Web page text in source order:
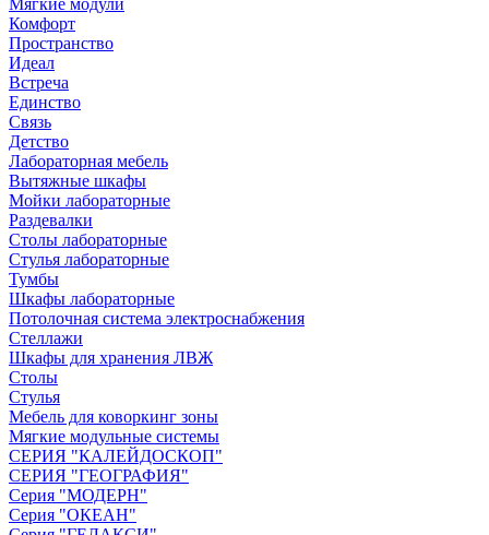
Мягкие модули
Комфорт
Пространство
Идеал
Встреча
Единство
Связь
Детство
Лабораторная мебель
Вытяжные шкафы
Мойки лабораторные
Раздевалки
Столы лабораторные
Стулья лабораторные
Тумбы
Шкафы лабораторные
Потолочная система электроснабжения
Стеллажи
Шкафы для хранения ЛВЖ
Столы
Стулья
Мебель для коворкинг зоны
Мягкие модульные системы
СЕРИЯ "КАЛЕЙДОСКОП"
СЕРИЯ "ГЕОГРАФИЯ"
Серия "МОДЕРН"
Серия "ОКЕАН"